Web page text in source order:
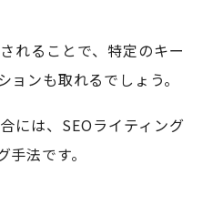
れることで、特定のキー
ンも取れるでしょう。
には、SEOライティング
法です。